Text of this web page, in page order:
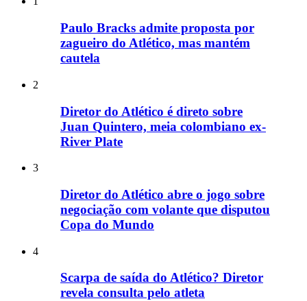
Paulo Bracks admite proposta por
zagueiro do Atlético, mas mantém
cautela
2
Diretor do Atlético é direto sobre
Juan Quintero, meia colombiano ex-
River Plate
3
Diretor do Atlético abre o jogo sobre
negociação com volante que disputou
Copa do Mundo
4
Scarpa de saída do Atlético? Diretor
revela consulta pelo atleta